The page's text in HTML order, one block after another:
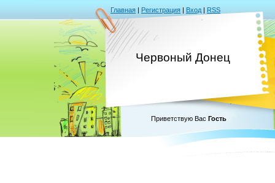
Главная | Регистрация | Вход | RSS
Червоный Донец
Приветствую Вас Гость